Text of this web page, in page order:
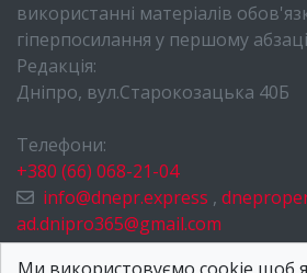
використанні матеріалів
гіперпосилання у першому
Редакція:
Дніпро, вул.Старокозацька 40Б
Телефони:
+380 (66) 068-21-04
info@dnepr.express ,
ad.dnipro365@gmail.com
НОВИНИ ДНІПРА